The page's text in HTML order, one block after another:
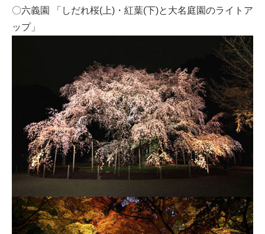
〇六義園 「しだれ桜(上)・紅葉(下)と大名庭園のライトア
ップ」